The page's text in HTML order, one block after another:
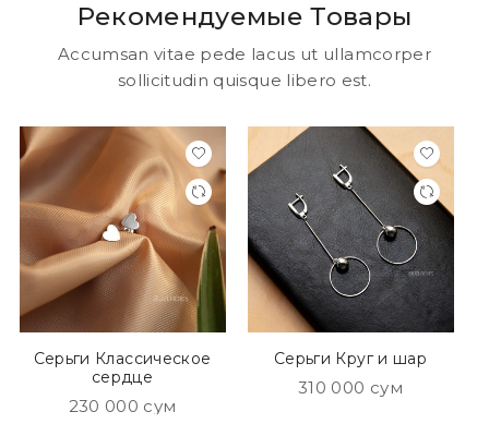
Рекомендуемые Товары
Accumsan vitae pede lacus ut ullamcorper
sollicitudin quisque libero est.
Серьги Классическое
сердце
230 000 сум
Серьги Круг и шар
310 000 сум